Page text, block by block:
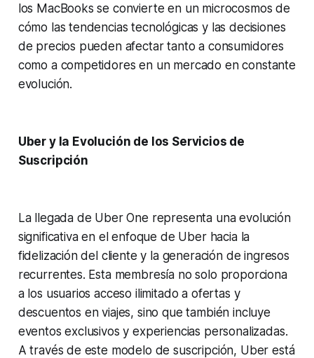
los MacBooks se convierte en un microcosmos de
cómo las tendencias tecnológicas y las decisiones
de precios pueden afectar tanto a consumidores
como a competidores en un mercado en constante
evolución.
Uber y la Evolución de los Servicios de
Suscripción
La llegada de Uber One representa una evolución
significativa en el enfoque de Uber hacia la
fidelización del cliente y la generación de ingresos
recurrentes. Esta membresía no solo proporciona
a los usuarios acceso ilimitado a ofertas y
descuentos en viajes, sino que también incluye
eventos exclusivos y experiencias personalizadas.
A través de este modelo de suscripción, Uber está